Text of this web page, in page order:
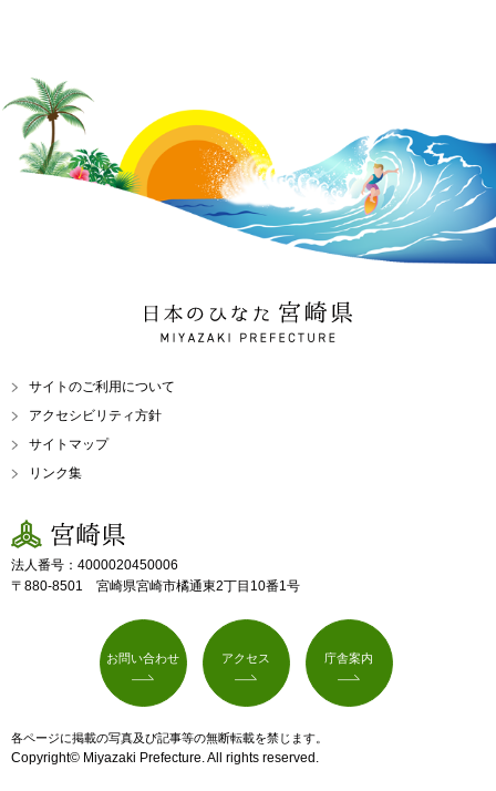
日本のひなた 宮崎県
MIYAZAKI PREFECTURE
サイトのご利用について
アクセシビリティ方針
サイトマップ
リンク集
宮崎県
法人番号：4000020450006
〒880-8501 宮崎県宮崎市橘通東2丁目10番1号
お問い合わせ アクセス 庁舎案内
各ページに掲載の写真及び記事等の無断転載を禁じます。
Copyright© Miyazaki Prefecture. All rights reserved.